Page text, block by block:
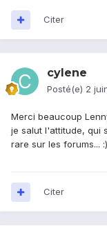
Citer
cylene
Posté(e) 2
Merci beaucoup
je salut l'attitude, qui
rare sur les forums... :)
Citer